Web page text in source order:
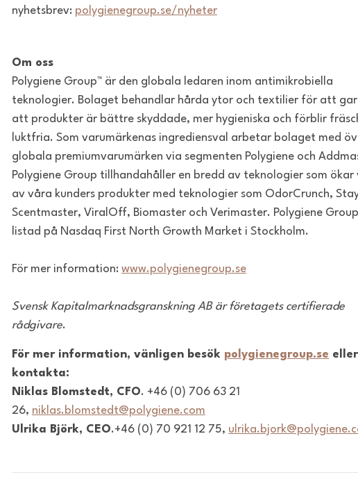
nyhetsbrev: polygienegroup.se/nyheter
Om oss
Polygiene Group™ är den globala ledaren inom antimikrobiella
teknologier. Bolaget behandlar hårda ytor och textilier för att
att produkter är bättre skyddade, mer hygieniska och förblir
luktfria. Som varumärkenas ingrediensval arbetar bolaget med
globala premiumvarumärken via segmenten Polygiene och
Polygiene Group tillhandahåller en bredd av teknologier som
av våra kunders produkter med teknologier som OdorCrunch,
Scentmaster, ViralOff, Biomaster och Verimaster. Polygiene
listad på Nasdaq First North Growth Market i Stockholm.
För mer information: www.polygienegroup.se
Svensk Kapitalmarknadsgranskning AB är företagets certifierade
rådgivare.
För mer information, vänligen besök polygienegroup.se eller
kontakta:
Niklas Blomstedt, CFO. +46 (0) 706 63 21
26, niklas.blomstedt@polygiene.com
Ulrika Björk, CEO.+46 (0) 70 921 12 75,